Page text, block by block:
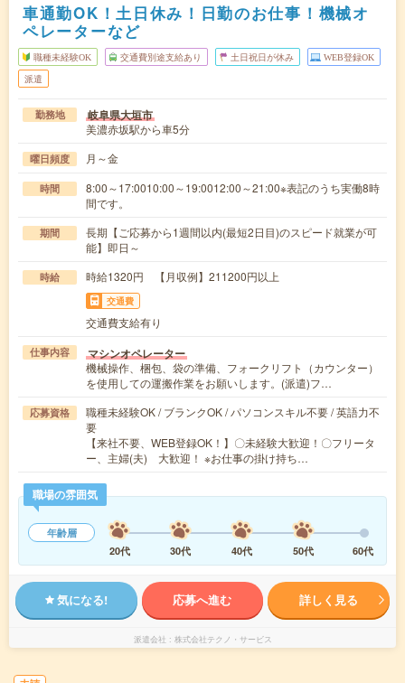
車通勤OK！土日休み！日勤のお仕事！機械オ
ペレーターなど
職種未経験OK 交通費別途支給あり 土日祝日が休み WEB登録OK
派遣
勤務地 岐阜県大垣市
美濃赤坂駅から車5分
曜日頻度 月～金
時間
8:00～17:0010:00～19:0012:00～21:00※表記のうち実働8時
間です。
期間
長期【ご応募から1週間以内(最短2日目)のスピード就業が可
能】即日～
時給 時給1320円 【月収例】211200円以上
交通費
交通費支給有り
仕事内容 マシンオペレーター
機械操作、梱包、袋の準備、フォークリフト（カウンター）
を使用しての運搬作業をお願いします。(派遣)フ…
応募資格
職種未経験OK / ブランクOK / パソコンスキル不要 / 英語力不
要
【来社不要、WEB登録OK！】〇未経験大歓迎！〇フリータ
ー、主婦(夫) 大歓迎！ ※お仕事の掛け持ち…
職場の雰囲気
年齢層
20代
30代 40代 50代 60代
気になる! 応募へ進む 詳しく見る
派遣会社 株式会社テクノ・サービス